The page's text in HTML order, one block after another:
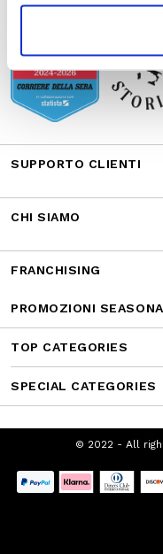
SUPPORTO CLIENTI
CHI SIAMO
FRANCHISING
PROMOZIONI
TOP CATEGORIES
SPECIAL CATEGORIES
© 2022 - All